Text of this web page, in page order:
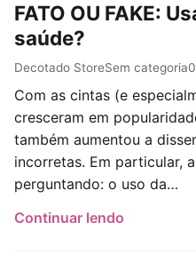
FATO OU FAKE:
saúde?
Post author:
Decotado StorePost published:
Post category:
Sem categoria
Com as cintas (e
cresceram em
também aumentou a
incorretas. Em particular,
perguntando: o uso da…
Continuar lendo